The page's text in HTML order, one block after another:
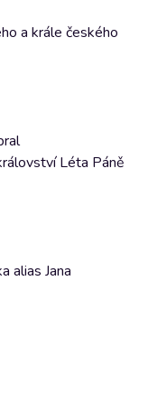
a krále českého
Léta Páně
alias Jana